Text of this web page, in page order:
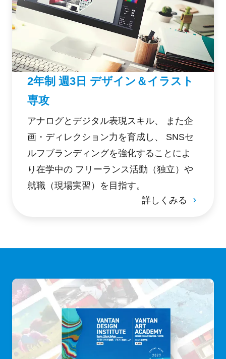
2年制 週3日 デザイン＆イラスト
専攻
アナログとデジタル表現スキル、 また企
画・ディレクション力を育成し、 SNSセ
ルフブランディングを強化することによ
り在学中の フリーランス活動（独立）や
就職（現場実習）を目指す。
詳しくみる